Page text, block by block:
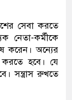
সেবা করতে
নেতা-কর্মীকে
করেন। অন্যের
হবে। যে
সন্ত্রাস রুখতে